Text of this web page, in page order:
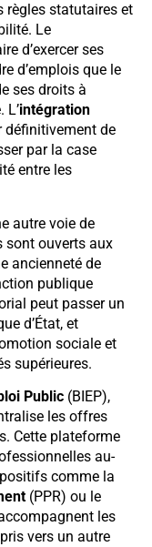
règles statutaires et
Le
d’exercer ses
d’emplois que le
ses droits à
L’intégration
définitivement de
par la case
entre les
autre voie de
sont ouverts aux
ancienneté de
publique
peut passer un
d’État, et
sociale et
supérieures.
Public (BIEP),
les offres
Cette plateforme
au-
comme la
(PPR) ou le
les
vers un autre